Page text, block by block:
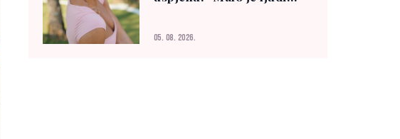
05. 08. 2026.